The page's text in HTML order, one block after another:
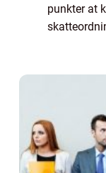
punkter at